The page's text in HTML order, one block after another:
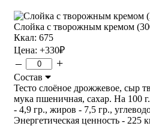
Слойка с творожным кремом
Ккал: 675
Цена: +330₽
– +
Состав
Тесто слоёное дрожжевое, сыр
мука пшеничная, сахар. На 100
- 4,9 гр., жиров - 7,5 гр.,
Энергетическая ценность - 225